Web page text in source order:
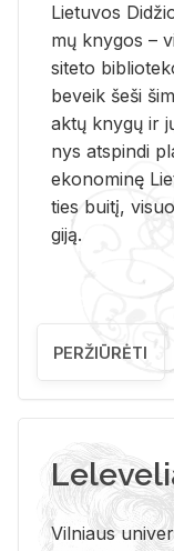
Lie­tu­vos
mų kny­gos –
si­te­to
be­veik šeši
aktų kny­gų ir
nys at­spin­di
eko­no­mi­nę
ties bui­tį,
gi­ją.
PERŽIŪRĖTI
Vil­niaus